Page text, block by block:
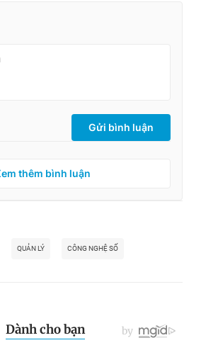
Gửi bình luận
thêm bình luận
QUẢN LÝ CÔNG NGHỆ SỐ